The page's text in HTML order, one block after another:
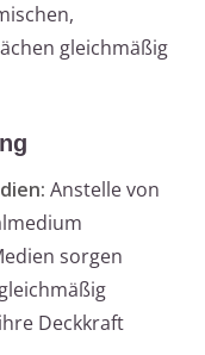
gleichmäßig
Anstelle von
sorgen
Deckkraft